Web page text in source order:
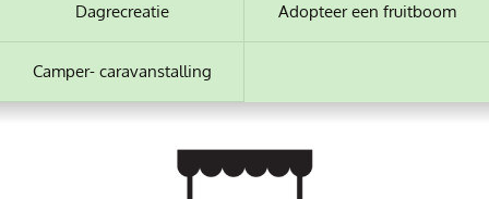
Dagrecreatie Adopteer een fruitboom
Camper- caravanstalling